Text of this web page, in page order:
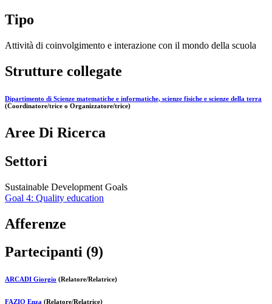
Tipo
Attività di coinvolgimento e interazione con il mondo della scuola
Strutture collegate
Dipartimento di Scienze matematiche e informatiche, scienze fisiche e scienze della terra
(Coordinatore/trice o Organizzatore/trice)
Aree Di Ricerca
Settori
Sustainable Development Goals
Goal 4: Quality education
Afferenze
Partecipanti (9)
ARCADI Giorgio (Relatore/Relatrice)
FAZIO Enza (Relatore/Relatrice)